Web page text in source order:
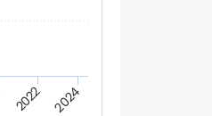
2022 2024